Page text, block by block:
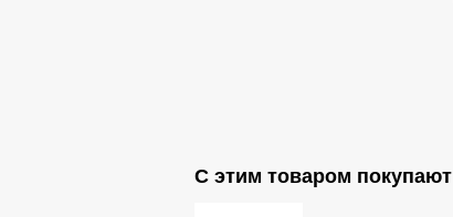
С этим товаром покупают